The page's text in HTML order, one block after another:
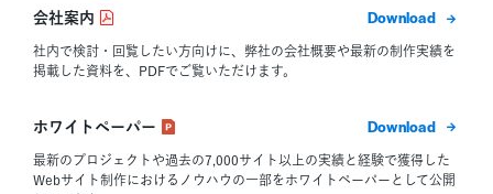
会社案内
社内で検討・回覧したい方向けに、弊社の会社概要や最新の制作実績を
掲載した資料を、PDFでご覧いただけます。
ダウン
ホワイトペーパー
最新のプロジェクトや過去の7,000サイト以上の実績と経験で獲得した
Webサイト制作におけるノウハウの一部をホワイトペーパーとして公開
ダウン